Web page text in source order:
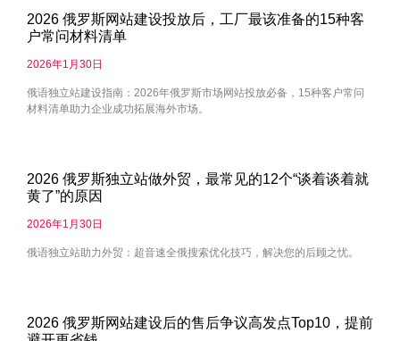
2026 俄罗斯网站建设投放后，工厂最该准备的15种客
户常问材料清单
2026年1月30日
俄语独立站建设指南：2026年俄罗斯市场网站投放必备，15种客户常问
材料清单助力企业成功拓展海外市场。
2026 俄罗斯独立站做外贸，最常见的12个“谈着谈着就
黄了”的原因
2026年1月30日
俄语独立站助力外贸：超音速全俄搜索优化技巧，解决您的后顾之忧。
2026 俄罗斯网站建设后的售后争议高发点Top10，提前